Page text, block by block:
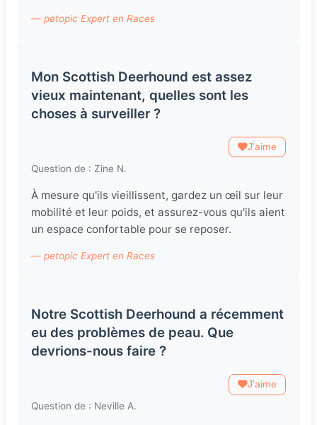
— petopic Expert en Races
Mon Scottish Deerhound est assez
vieux maintenant, quelles sont les
choses à surveiller ?
J'aime
Question de : Zine N.
À mesure qu'ils vieillissent, gardez un œil sur leur
mobilité et leur poids, et assurez-vous qu'ils aient
un espace confortable pour se reposer.
— petopic Expert en Races
Notre Scottish Deerhound a récemment
eu des problèmes de peau. Que
devrions-nous faire ?
J'aime
Question de : Neville A.